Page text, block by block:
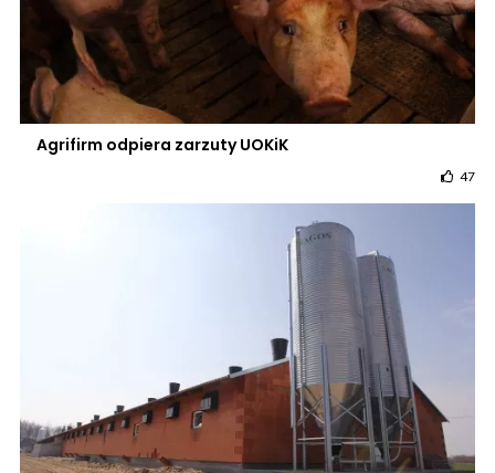
Agrifirm odpiera zarzuty UOKiK
47